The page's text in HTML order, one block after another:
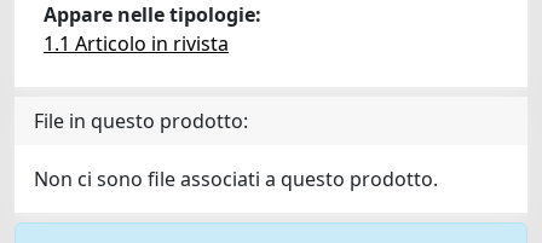
Appare nelle tipologie:
1.1 Articolo in rivista
File in questo prodotto:
Non ci sono file associati a questo prodotto.